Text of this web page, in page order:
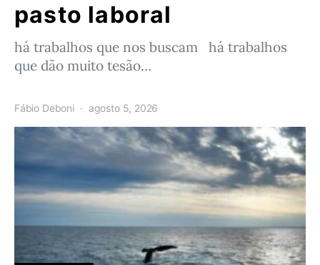
pasto laboral
há trabalhos que nos buscam há trabalhos
que dão muito tesão…
Fábio Deboni agosto 5, 2026